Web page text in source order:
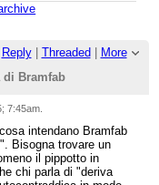
Reply| Threaded
More
di Bramfab
7:45am
intendano Bramfab
Bisogna trovare un
il pippotto in
chi parla di "deriva